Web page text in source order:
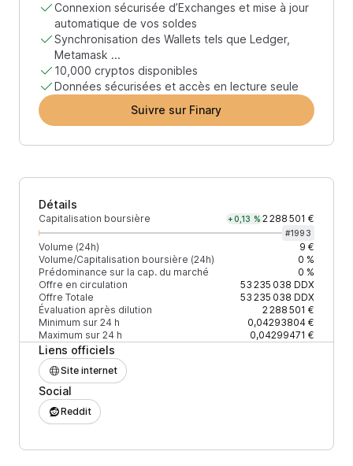
Connexion sécurisée d’Exchanges et mise à jour
automatique de vos soldes
Synchronisation des Wallets tels que Ledger,
Metamask ...
10,000 cryptos disponibles
Données sécurisées et accès en lecture seule
Suivre sur Finary
Détails
Capitalisation boursière +0,13 % 2 288 501 €
#1993
Volume (24h)
9 €
Volume/Capitalisation boursière (24h)
0 %
Prédominance sur la cap. du marché
0 %
Offre en circulation
53 235 038 DDX
Offre Totale
53 235 038 DDX
Évaluation après dilution
2 288 501 €
Minimum sur 24 h
0,04293804 €
Maximum sur 24 h
0,04299471 €
Liens officiels
Site internet
Social
Reddit